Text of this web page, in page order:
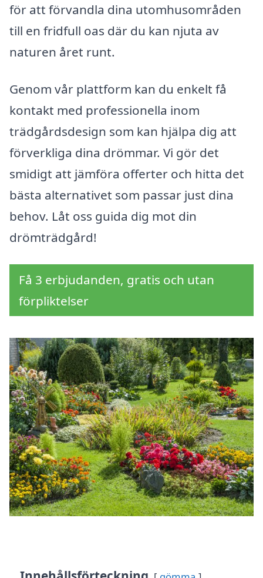
för att förvandla dina utomhusområden
till en fridfull oas där du kan njuta av
naturen året runt.
Genom vår plattform kan du enkelt få
kontakt med professionella inom
trädgårdsdesign som kan hjälpa dig att
förverkliga dina drömmar. Vi gör det
smidigt att jämföra offerter och hitta det
bästa alternativet som passar just dina
behov. Låt oss guida dig mot din
drömträdgård!
Få 3 erbjudanden, gratis och utan
förpliktelser